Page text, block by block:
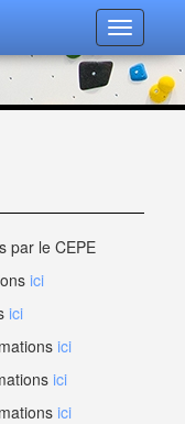
Toggle
par le CEPE
ici
ici
ici
ici
ici